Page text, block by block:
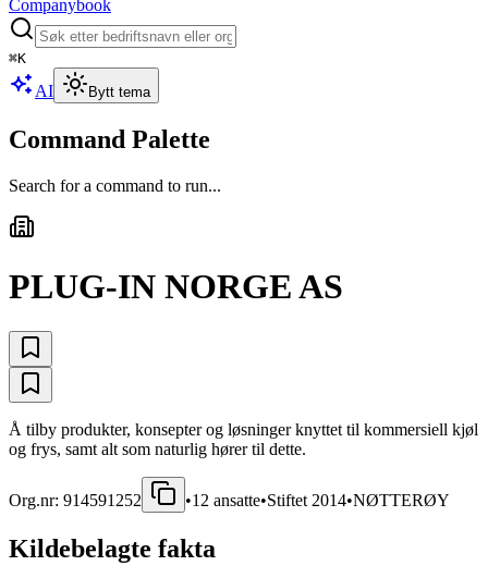
Companybook
⌘K
AI Bytt tema
Command Palette
Search for a command to run...
PLUG-IN NORGE AS
Å tilby produkter, konsepter og løsninger knyttet til kommersiell kjøl
og frys, samt alt som naturlig hører til dette.
Org.nr: 914591252 •12 ansatte•Stiftet 2014•NØTTERØY
Kildebelagte fakta